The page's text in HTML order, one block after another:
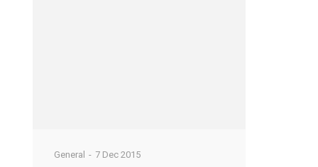
General 7 Dec 2015